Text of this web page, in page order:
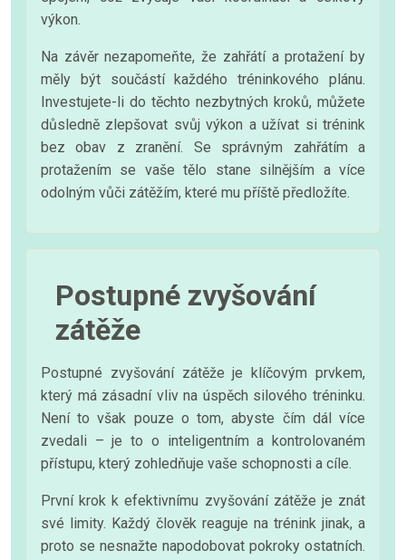
výkon.
Na závěr nezapomeňte, že zahřátí a protažení by
měly být součástí každého tréninkového plánu.
Investujete-li do těchto nezbytných kroků, můžete
důsledně zlepšovat svůj výkon a užívat si trénink
bez obav z zranění. Se správným zahřátím a
protažením se vaše tělo stane silnějším a více
odolným vůči zátěžím, které mu příště předložíte.
Postupné zvyšování
zátěže
Postupné zvyšování zátěže je klíčovým prvkem,
který má zásadní vliv na úspěch silového tréninku.
Není to však pouze o tom, abyste čím dál více
zvedali – je to o inteligentním a kontrolovaném
přístupu, který zohledňuje vaše schopnosti a cíle.
První krok k efektivnímu zvyšování zátěže je znát
své limity. Každý člověk reaguje na trénink jinak, a
proto se nesnažte napodobovat pokroky ostatních.